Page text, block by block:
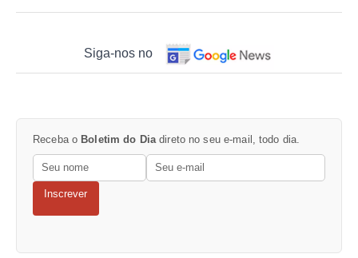
Siga-nos no
Receba o Boletim do Dia direto no seu e-mail, todo dia.
Inscrever